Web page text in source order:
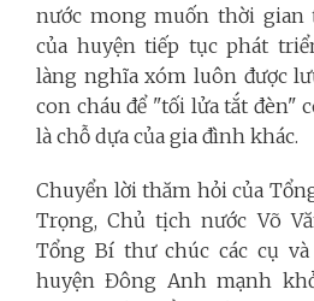
nước mong muốn thời
của huyện tiếp tục phát
làng nghĩa xóm luôn được
con cháu để "tối lửa tắt đèn"
là chỗ dựa của gia đình khác.
Chuyển lời thăm hỏi của
Trọng, Chủ tịch nước Võ
Tổng Bí thư chúc các cụ
huyện Đông Anh mạnh